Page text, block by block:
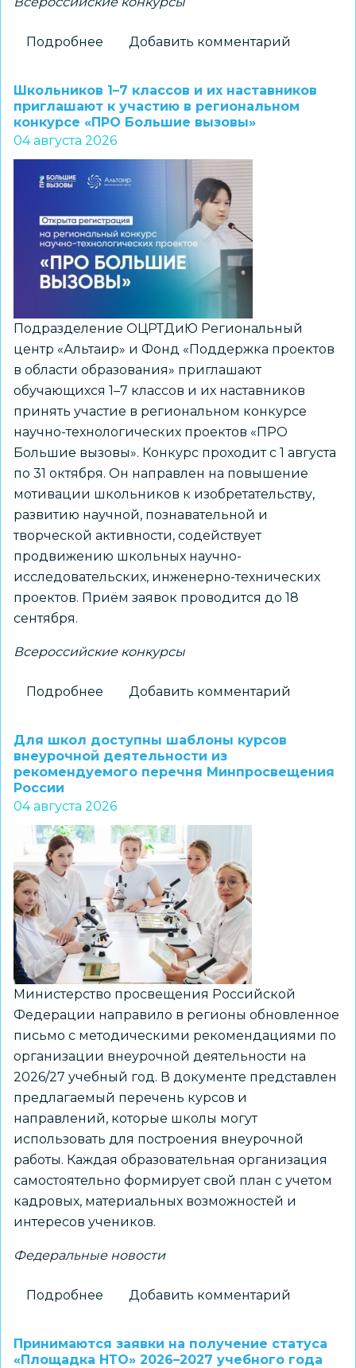
Подробнее
школьники
–
победители
всероссийского
«Большая
Добавить комментарий
Школьников 1–7 классов и их наставников
приглашают к участию в региональном
конкурсе «ПРО Большие вызовы»
04 августа 2026
Подразделение ОЦРТДиЮ Региональный
центр «Альтаир» и Фонд «Поддержка проектов
в области образования» приглашают
обучающихся 1–7 классов и их наставников
принять участие в региональном конкурсе
научно-технологических проектов «ПРО
Большие вызовы». Конкурс проходит с 1 августа
по 31 октября. Он направлен на повышение
мотивации школьников к изобретательству,
развитию научной, познавательной и
творческой активности, содействует
продвижению школьных научно-
исследовательских, инженерно-технических
проектов. Приём заявок проводится до 18
сентября.
Всероссийские конкурсы
Подробнее
7
классов
их
наставников
приглашают
к
участию
в
региональном
конкурсе
«ПРО
Большие
вызовы»
Добавить комментарий
Для школ доступны шаблоны курсов
внеурочной деятельности из
рекомендуемого перечня Минпросвещения
России
04 августа 2026
Министерство просвещения Российской
Федерации направило в регионы обновленное
письмо с методическими рекомендациями по
организации внеурочной деятельности на
2026/27 учебный год. В документе представлен
предлагаемый перечень курсов и
направлений, которые школы могут
использовать для построения внеурочной
работы. Каждая образовательная организация
самостоятельно формирует свой план с учетом
кадровых, материальных возможностей и
интересов учеников.
Федеральные новости
Подробнее
доступны
Добавить комментарий
Принимаются заявки на получение статуса
«Площадка НТО» 2026–2027 учебного года